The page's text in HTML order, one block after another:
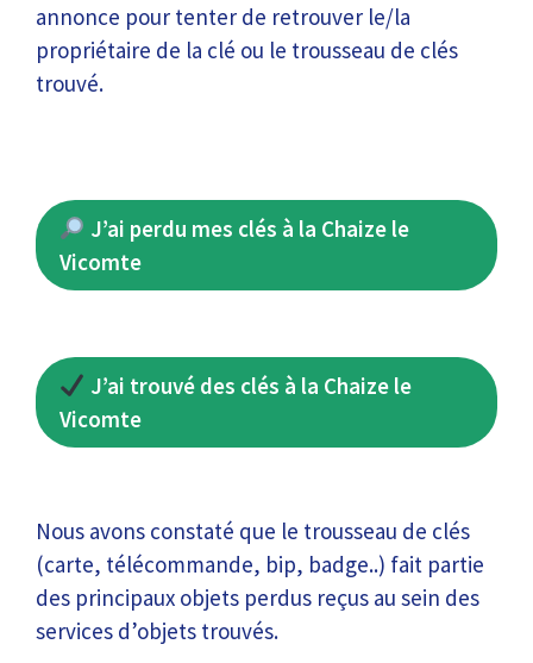
annonce pour tenter de retrouver le/la
propriétaire de la clé ou le trousseau de clés
trouvé.
J’ai perdu mes clés à la Chaize le
Vicomte
J’ai trouvé des clés à la Chaize le
Vicomte
Nous avons constaté que le trousseau de clés
(carte, télécommande, bip, badge..) fait partie
des principaux objets perdus reçus au sein des
services d’objets trouvés.